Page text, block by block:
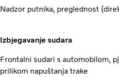
Nadzor putnika, preglednost
Izbjegavanje sudara
Frontalni sudari s automobilom,
prilikom napuštanja trake